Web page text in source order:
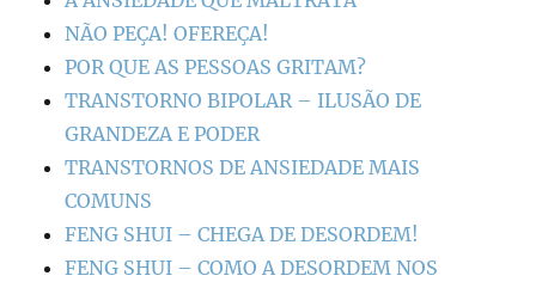
NÃO PEÇA! OFEREÇA!
POR QUE AS PESSOAS GRITAM?
TRANSTORNO BIPOLAR – ILUSÃO DE
GRANDEZA E PODER
TRANSTORNOS DE ANSIEDADE MAIS
COMUNS
FENG SHUI – CHEGA DE DESORDEM!
FENG SHUI – COMO A DESORDEM NOS